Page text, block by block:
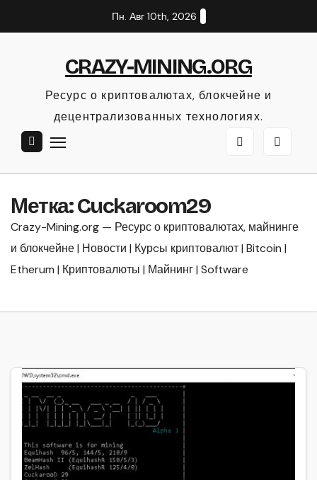
к
Пн. Авг 10th, 2026
CRAZY-MINING.ORG
Ресурс о криптовалютах, блокчейне и
децентрализованных технологиях.
Метка:Cuckaroom29
Crazy-Mining.org — Ресурс о криптовалютах, майнинге
и блокчейне | Новости | Курcы криптовалют | Bitcoin |
Etherum | Криптовалюты | Майнинг | Software